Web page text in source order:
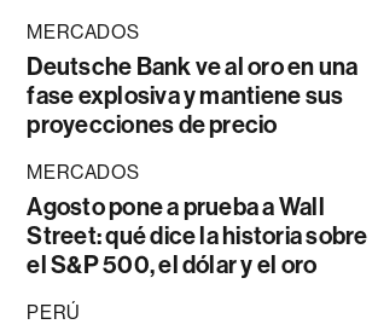
MERCADOS
Deutsche Bank ve al oro en una
fase explosiva y mantiene sus
proyecciones de precio
MERCADOS
Agosto pone a prueba a Wall
Street: qué dice la historia sobre
el S&P 500, el dólar y el oro
PERÚ